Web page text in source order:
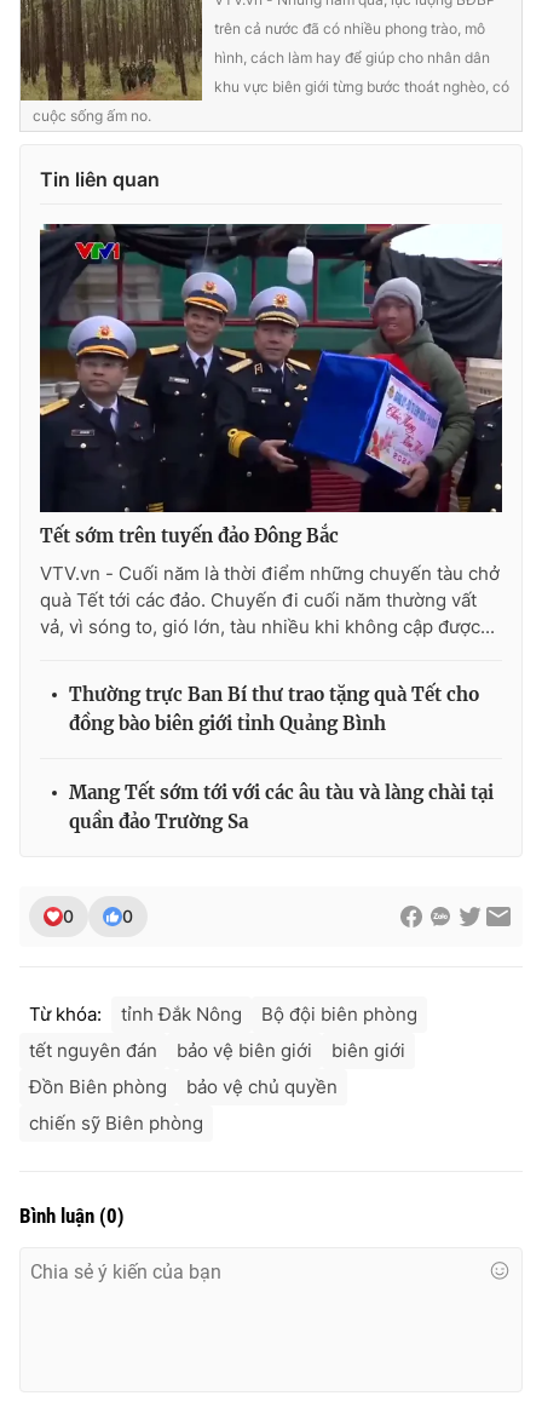
Ðiện thoại Thời báo VTV:
024.66 897 897
Email:
toasoan@vtv.vn
Liên hệ quảng cáo:024-7300.7108
® Cấm sao chép dưới mọi hình thức nếu không có sự chấp
thuận bằng văn bản. Ghi rõ nguồn VTV.vn khi phát hành lại
thông tin từ website này.
trên cả nước đã có nhiều phong trào, mô
hình, cách làm hay để giúp cho nhân dân
khu vực biên giới từng bước thoát nghèo, có
cuộc sống ấm no.
Tin liên quan
Tết sớm trên tuyến đảo Đông Bắc
VTV.vn - Cuối năm là thời điểm những chuyến tàu chở
quà Tết tới các đảo. Chuyến đi cuối năm thường vất
vả, vì sóng to, gió lớn, tàu nhiều khi không cập được...
Thường trực Ban Bí thư trao tặng quà Tết cho
đồng bào biên giới tỉnh Quảng Bình
Mang Tết sớm tới với các âu tàu và làng chài tại
quần đảo Trường Sa
0 0
Từ khóa: tỉnh Đắk Nông
Bộ đội biên phòng
tết nguyên đán
bảo vệ biên giới
biên giới
Đồn Biên phòng
bảo vệ chủ quyền
chiến sỹ Biên phòng
Bình luận (0)